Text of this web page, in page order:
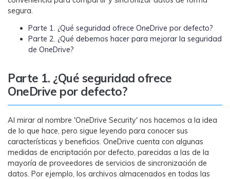
Realiza y restaura copias de
datos, incluyendo los datos de
WhatsApp.
Celular a Otro
Transfiere contactos, fotos, música,
videos, SMS y otros tipos de
archivos de un teléfono a otro y a la
PC.
Apps
Concursos y eventos
ENCUENTRA MÁS SOLUCIONES
segura.
Parte 1. ¿Qué seguridad ofrece OneDrive por defecto?
Parte 2. ¿Qué debemos hacer para mejorar la seguridad
de OneDrive?
Parte 1. ¿Qué seguridad ofrece
OneDrive por defecto?
Al mirar al nombre 'OneDrive Security' nos hacemos a la idea
de lo que hace, pero sigue leyendo para conocer sus
características y beneficios. OneDrive cuenta con algunas
medidas de encriptación por defecto, parecidas a las de la
mayoría de proveedores de servicios de sincronización de
datos. Por ejemplo, los archivos almacenados en todas las